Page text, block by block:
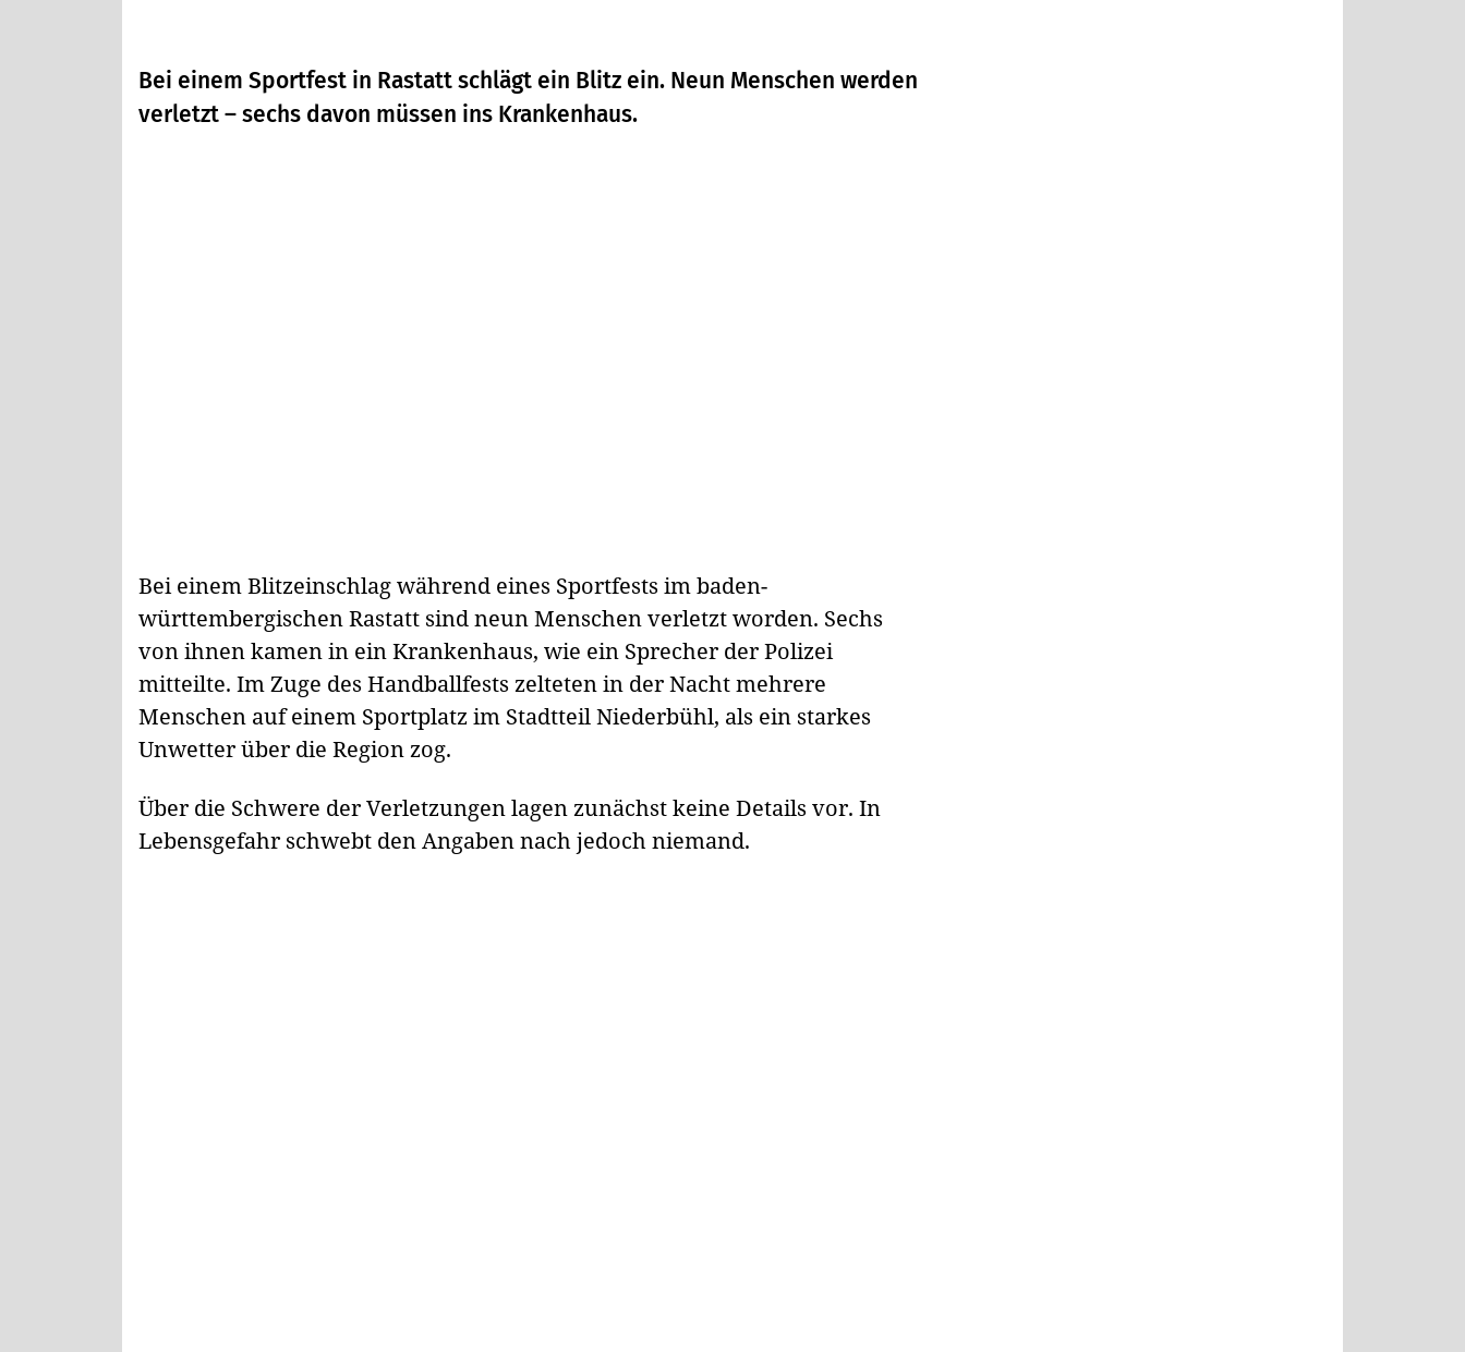
Bei einem Sportfest in Rastatt schlägt ein Blitz ein. Neun Menschen werden
verletzt – sechs davon müssen ins Krankenhaus.
Bei einem Blitzeinschlag während eines Sportfests im baden-
württembergischen Rastatt sind neun Menschen verletzt worden. Sechs
von ihnen kamen in ein Krankenhaus, wie ein Sprecher der Polizei
mitteilte. Im Zuge des Handballfests zelteten in der Nacht mehrere
Menschen auf einem Sportplatz im Stadtteil Niederbühl, als ein starkes
Unwetter über die Region zog.
Über die Schwere der Verletzungen lagen zunächst keine Details vor. In
Lebensgefahr schwebt den Angaben nach jedoch niemand.